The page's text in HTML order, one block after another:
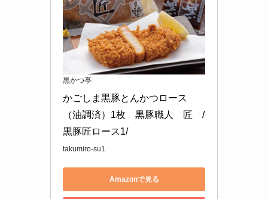
黒かつ亭
かごしま黒豚とんかつロース
（油調済）1枚　黒豚職人　匠　/
黒豚匠ロース1/
takumiro-su1
Amazonで見る